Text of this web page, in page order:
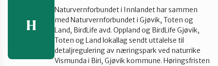
H
Naturvernforbundet i Innlandet har sammen
med Naturvernforbundet i Gjøvik, Toten og
Land, BirdLife avd. Oppland og BirdLife Gjøvik,
Toten og Land lokallag sendt uttalelse til
detaljregulering av næringspark ved naturrike
Vismunda i Biri, Gjøvik kommune. Høringsfristen